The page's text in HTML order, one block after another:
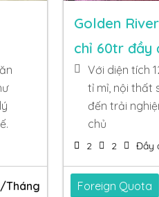
/Tháng
Golden
chỉ 60tr đầy
Với diện tích
tỉ mỉ, nội thất
đến trải
chủ
2 2 Đầy
Foreign Quota